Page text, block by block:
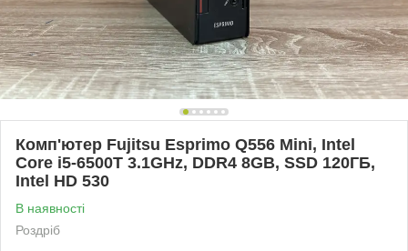
Комп'ютер Fujitsu Esprimo Q556 Mini, Intel
Core i5-6500T 3.1GHz, DDR4 8GB, SSD 120ГБ,
Intel HD 530
В наявності
Роздріб